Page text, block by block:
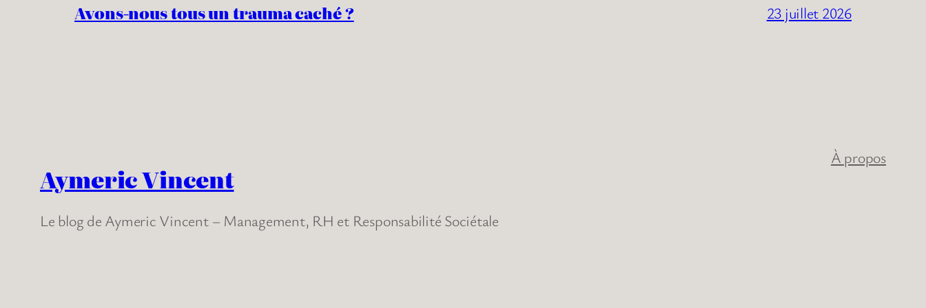
Avons-nous tous un trauma caché ? 23 juillet 2026
Aymeric Vincent
Le blog de Aymeric Vincent – Management, RH et Responsabilité Sociétale
À propos